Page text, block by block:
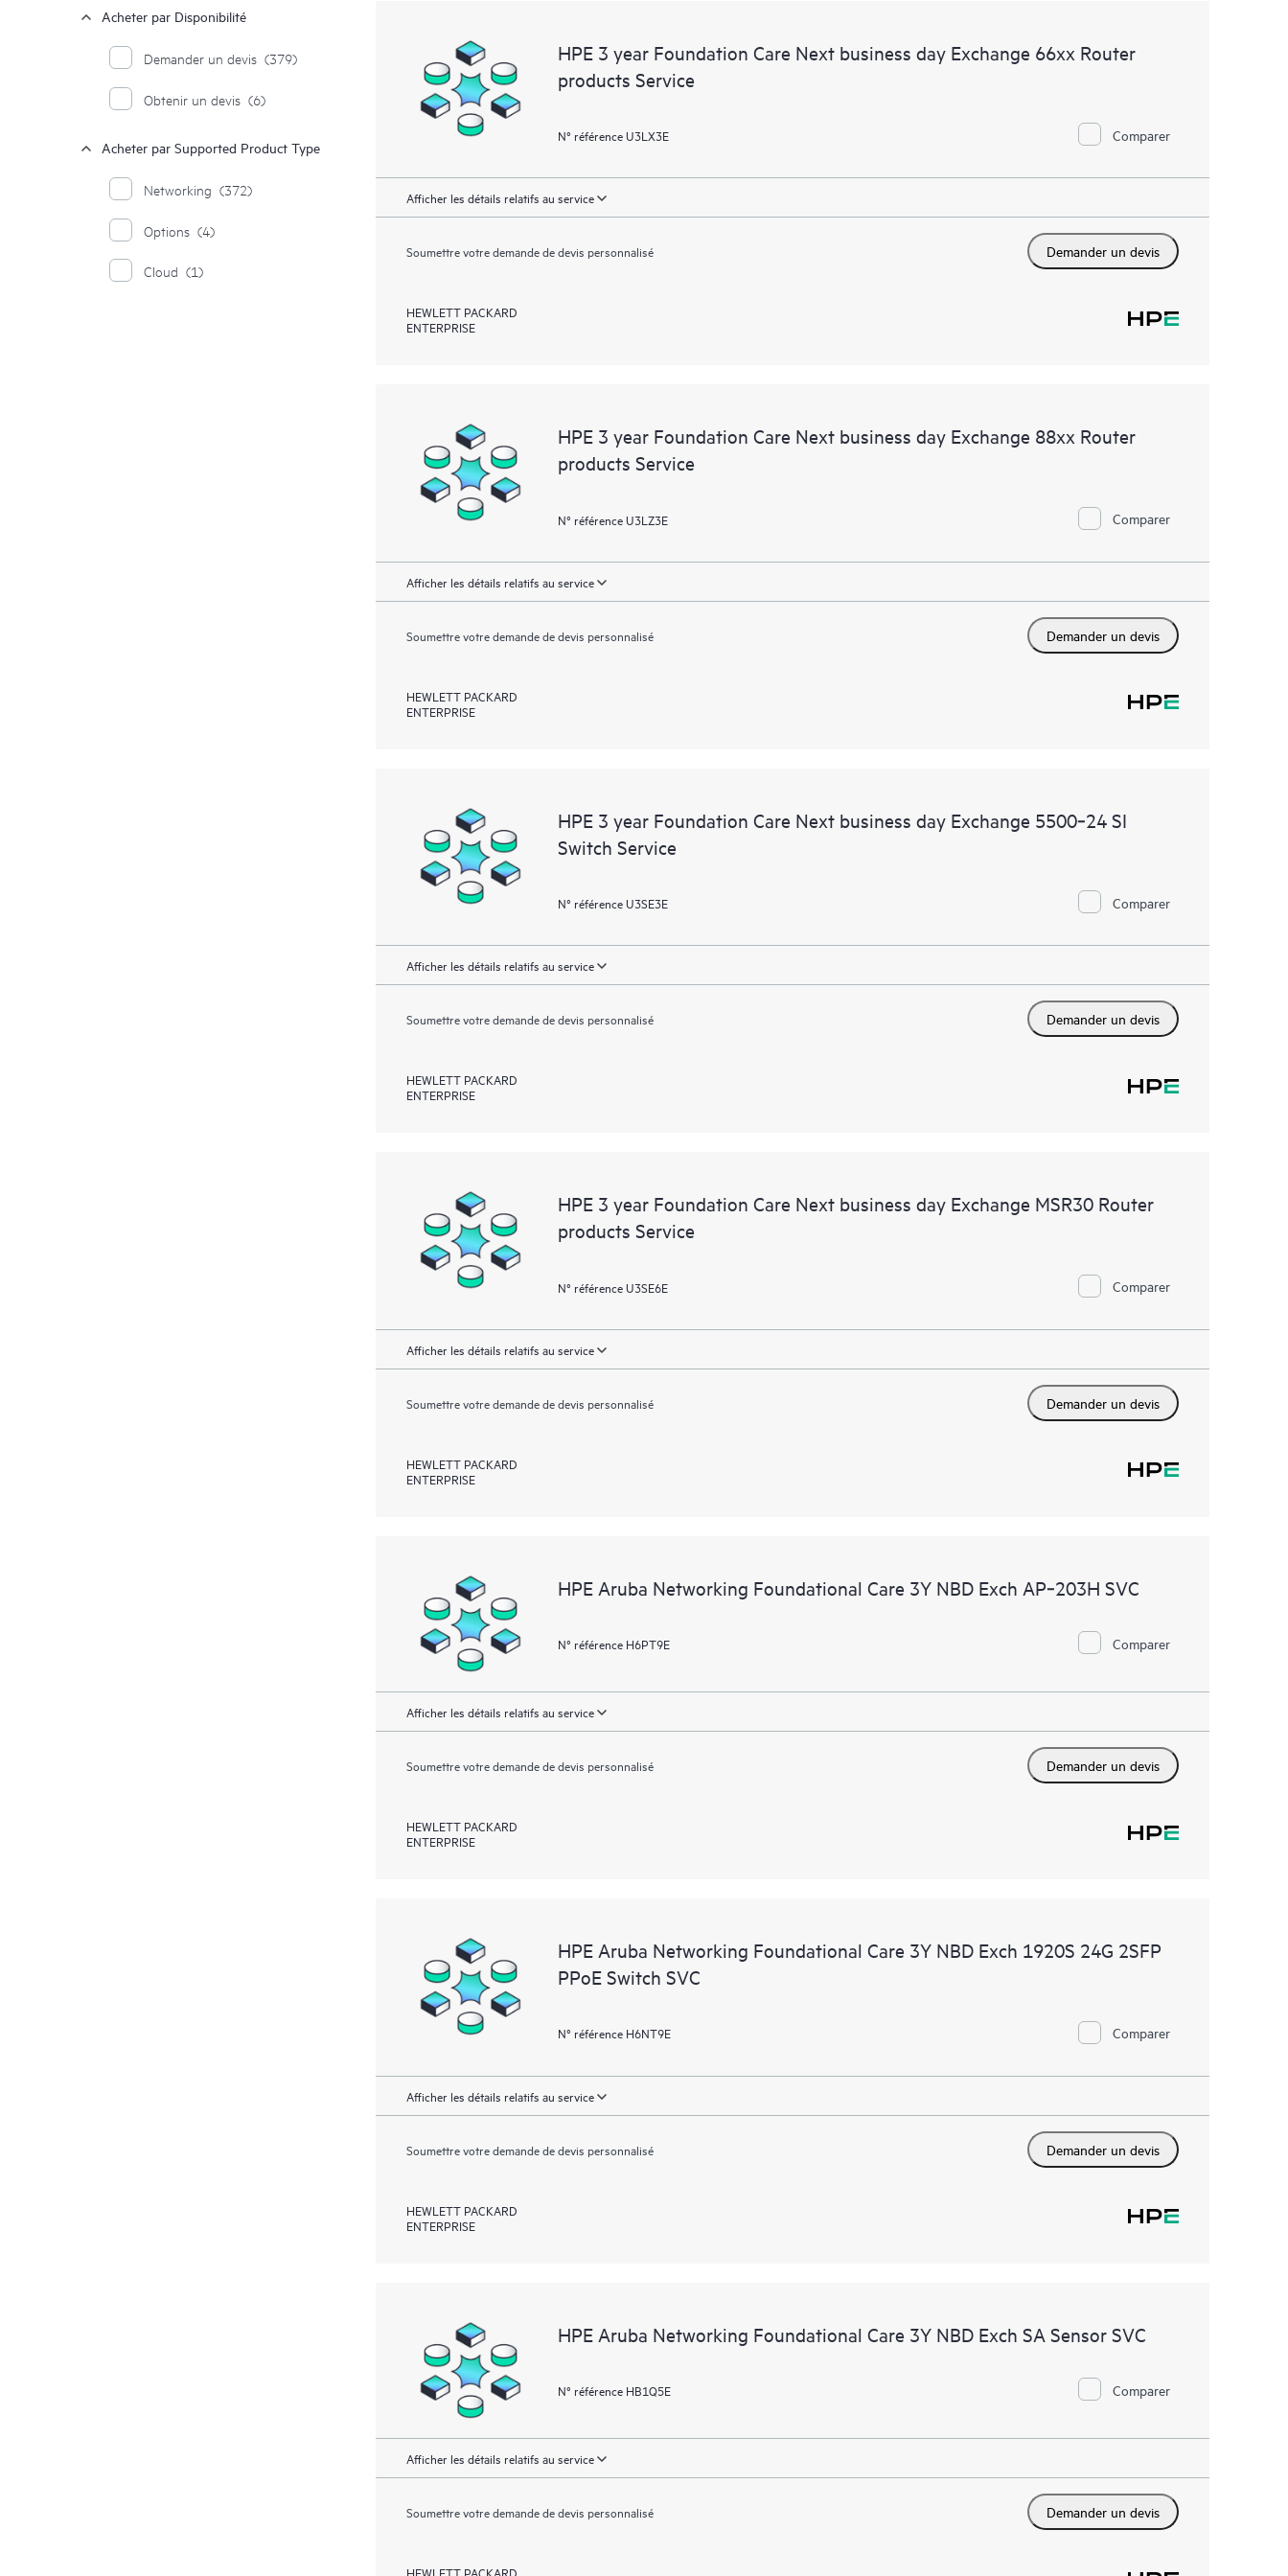
Acheter par Disponibilité
Demander un devis (379)
Obtenir un devis (6)
Acheter par Supported Product Type
Networking (372)
Options (4)
Cloud (1)
HPE 3 year Foundation Care Next business day Exchange 66xx Router
products Service
N° référence U3LX3E Comparer
Afficher les détails relatifs au service
Soumettre votre demande de devis personnalisé Demander un devis
HEWLETT PACKARD
ENTERPRISE
HPE 3 year Foundation Care Next business day Exchange 88xx Router
products Service
N° référence U3LZ3E Comparer
Afficher les détails relatifs au service
Soumettre votre demande de devis personnalisé Demander un devis
HEWLETT PACKARD
ENTERPRISE
HPE 3 year Foundation Care Next business day Exchange 5500‑24 SI
Switch Service
N° référence U3SE3E Comparer
Afficher les détails relatifs au service
Soumettre votre demande de devis personnalisé Demander un devis
HEWLETT PACKARD
ENTERPRISE
HPE 3 year Foundation Care Next business day Exchange MSR30 Router
products Service
N° référence U3SE6E Comparer
Afficher les détails relatifs au service
Soumettre votre demande de devis personnalisé Demander un devis
HEWLETT PACKARD
ENTERPRISE
HPE Aruba Networking Foundational Care 3Y NBD Exch AP‑203H SVC
N° référence H6PT9E Comparer
Afficher les détails relatifs au service
Soumettre votre demande de devis personnalisé Demander un devis
HEWLETT PACKARD
ENTERPRISE
HPE Aruba Networking Foundational Care 3Y NBD Exch 1920S 24G 2SFP
PPoE Switch SVC
N° référence H6NT9E Comparer
Afficher les détails relatifs au service
Soumettre votre demande de devis personnalisé Demander un devis
HEWLETT PACKARD
ENTERPRISE
HPE Aruba Networking Foundational Care 3Y NBD Exch SA Sensor SVC
N° référence HB1Q5E Comparer
Afficher les détails relatifs au service
Soumettre votre demande de devis personnalisé Demander un devis
HEWLETT PACKARD